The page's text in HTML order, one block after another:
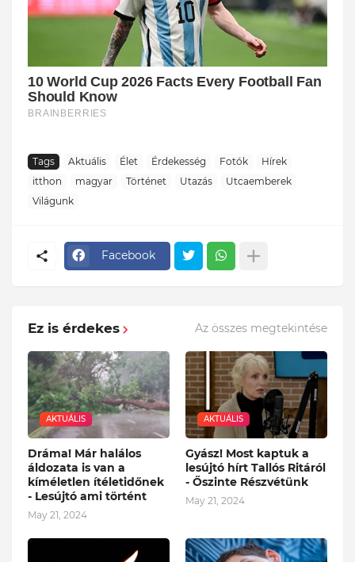
Tags Aktuális Élet Érdekesség Fotók
Hírek
itthon
magyar Történet Utazás
Utcaemberek
Világunk
Facebook
Ez is érdekes Az összes megtekintése
AKTUÁLIS
Dráma! Már halálos
áldozata is van a
kíméletlen ítéletidőnek
- Lesújtó ami történt
May 21, 2024
AKTUÁLIS
Gyász! Most kaptuk a
lesújtó hírt Tallós Ritáról
- Őszinte Részvétünk
May 21, 2024